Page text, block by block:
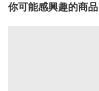
你可能感興趣的商品